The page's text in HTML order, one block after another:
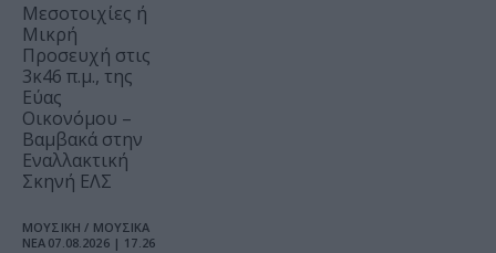
Μεσοτοιχίες ή
Μικρή
Προσευχή στις
3κ46 π.μ., της
Εύας
Οικονόμου –
Βαμβακά στην
Εναλλακτική
Σκηνή ΕΛΣ
ΜΟΥΣΙΚΗ / ΜΟΥΣΙΚΑ
ΝΕΑ 07.08.2026 | 17.26